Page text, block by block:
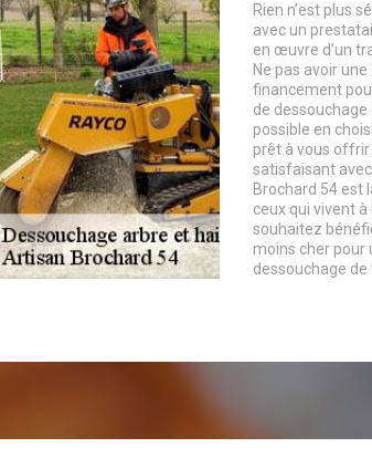
Rien n’est plus
avec un
en œuvre d’un
Ne pas avoir
financement
de
possible en
prêt à vous
satisfaisant
Brochard 54 est
ceux qui vivent
souhaitez
moins cher pour
dessouchage de